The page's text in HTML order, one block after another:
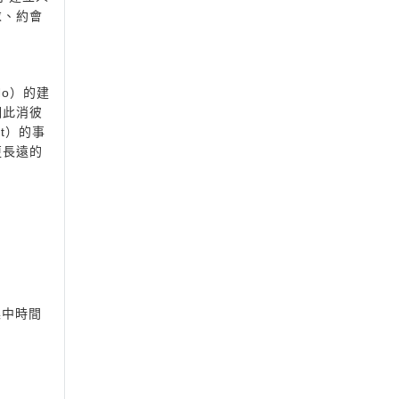
約會
）的建
消彼
）的事
遠的
時間